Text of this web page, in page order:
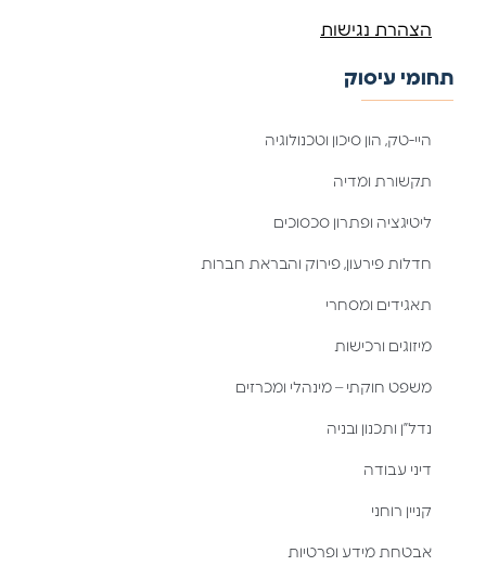
הצהרת נגישות
תחומי עיסוק
היי-טק, הון סיכון וטכנולוגיה
תקשורת ומדיה
ליטיגציה ופתרון סכסוכים
חדלות פירעון, פירוק והבראת חברות
תאגידים ומסחרי
מיזוגים ורכישות
משפט חוקתי – מינהלי ומכרזים
נדל”ן ותכנון ובניה
דיני עבודה
קניין רוחני
אבטחת מידע ופרטיות